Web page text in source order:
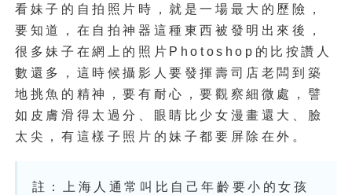
看妹子的自拍照片時，就是一場最大的歷險，
要知道，在自拍神器這種東西被發明出來後，
很多妹子在網上的照片Photoshop的比按讚人
數還多，這時候攝影人要發揮壽司店老闆到築
地挑魚的精神，要有耐心，要觀察細微處，譬
如皮膚滑得太過分、眼睛比少女漫畫還大、臉
太尖，有這樣子照片的妹子都要屏除在外。
註：上海人通常叫比自己年齡要小的女孩